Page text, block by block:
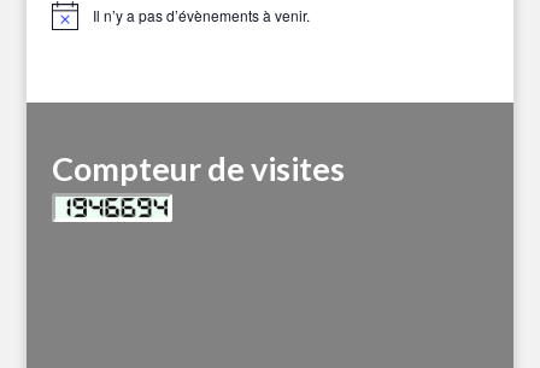
Notice Il n’y a pas d’évènements à venir.
Compteur de visites